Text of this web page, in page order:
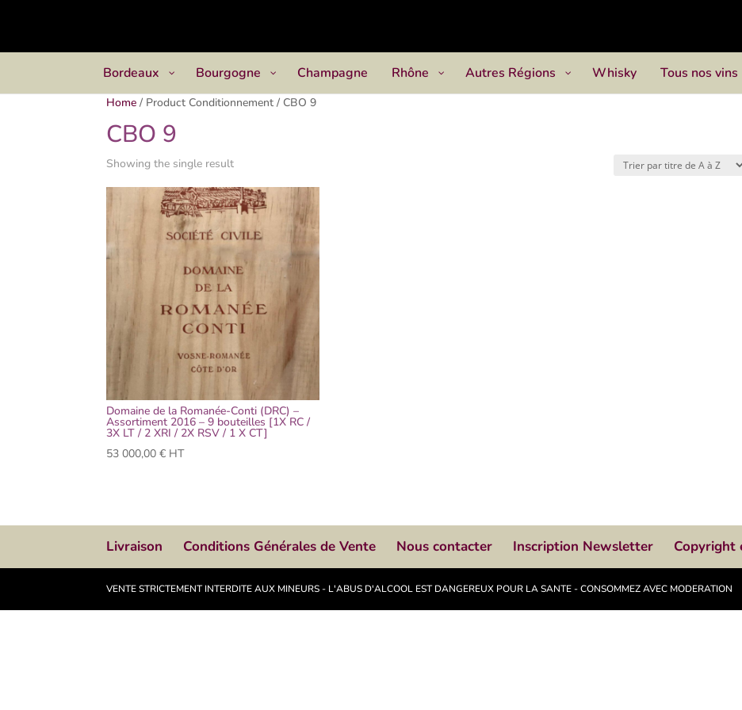
Bordeaux Bourgogne Champagne Rhône Autres Régions Whisky Tous nos vins
Home / Product Conditionnement / CBO 9
CBO 9
Showing the single result
Domaine de la Romanée-Conti (DRC) –
Assortiment 2016 – 9 bouteilles [1X RC /
3X LT / 2 XRI / 2X RSV / 1 X CT]
53 000,00€ HT
Livraison Conditions Générales de Vente Nous contacter Inscription Newsletter Copyright
VENTE STRICTEMENT INTERDITE AUX MINEURS - L'ABUS D'ALCOOL EST DANGEREUX POUR LA SANTE - CONSOMMEZ AVEC MODERATION